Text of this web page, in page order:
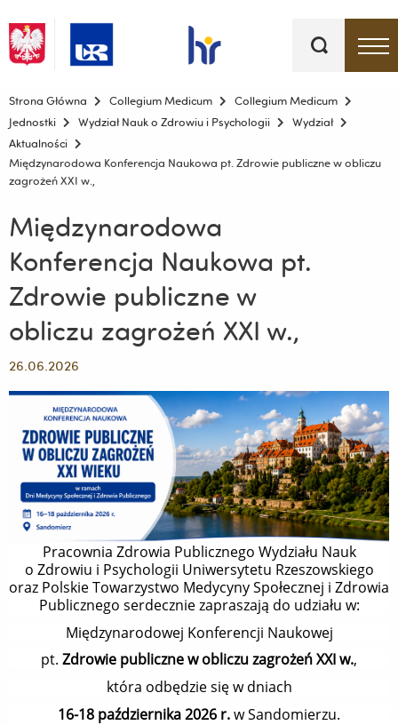
kluczowe
Menu - górna belka
Strona Główna Collegium Medicum
Collegium Medicum
Jednostki
Wydział Nauk o Zdrowiu i Psychologii
Wydział
Aktualności
Międzynarodowa Konferencja Naukowa pt. Zdrowie publiczne w obliczu
zagrożeń XXI w.,
Międzynarodowa
Konferencja Naukowa pt.
Zdrowie publiczne w
obliczu zagrożeń XXI w.,
26.06.2026
Pracownia Zdrowia Publicznego Wydziału Nauk
o Zdrowiu i Psychologii Uniwersytetu Rzeszowskiego
oraz Polskie Towarzystwo Medycyny Społecznej i Zdrowia
Publicznego serdecznie zapraszają do udziału w:
Międzynarodowej Konferencji Naukowej
pt. Zdrowie publiczne w obliczu zagrożeń XXI w.,
która odbędzie się w dniach
16-18 października 2026 r.w Sandomierzu.